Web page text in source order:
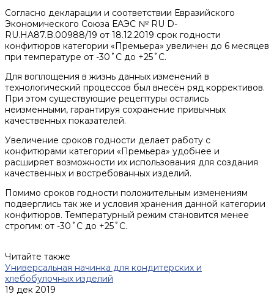
Согласно декларации и соответствии Евразийского
Экономического Союза ЕАЭС № RU D-
RU.HA87.B.00988/19 от 18.12.2019 срок годности
конфитюров категории «Премьера» увеличен до 6 месяцев
при температуре от -30˚C до +25˚C.
Для воплощения в жизнь данных изменений в
технологический процессов был внесён ряд коррективов.
При этом существующие рецептуры остались
неизменными, гарантируя сохранение привычных
качественных показателей.
Увеличение сроков годности делает работу с
конфитюрами категории «Премьера» удобнее и
расширяет возможности их использования для создания
качественных и востребованных изделий.
Помимо сроков годности положительным изменениям
подверглись так же и условия хранения данной категории
конфитюров. Температурный режим становится менее
строгим: от -30˚C до +25˚C.
Читайте также
Универсальная начинка для кондитерских и
хлебобулочных изделий
19 дек 2019